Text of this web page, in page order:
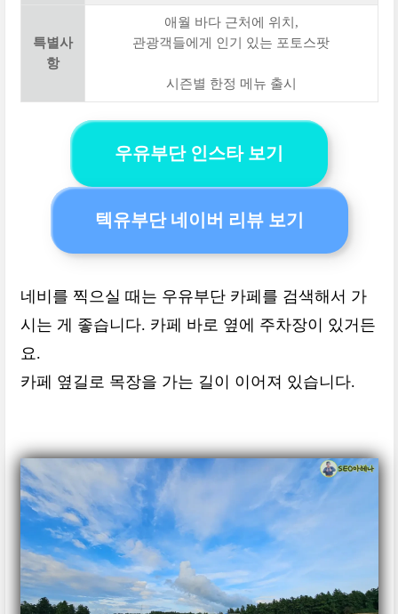
특별사
항
애월 바다 근처에 위치,
관광객들에게 인기 있는 포토스팟
시즌별 한정 메뉴 출시
우유부단 인스타 보기
텍유부단 네이버 리뷰 보기
네비를 찍으실 때는 우유부단 카페를 검색해서 가
시는 게 좋습니다. 카페 바로 옆에 주차장이 있거든
요.
카페 옆길로 목장을 가는 길이 이어져 있습니다.